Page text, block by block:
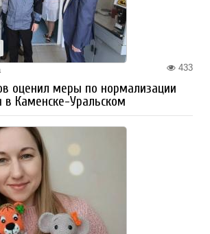
433
оценил меры по нормализации
в Каменске-Уральском